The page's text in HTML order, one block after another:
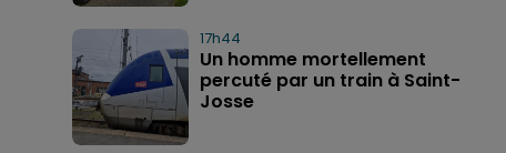
17h44
Un homme mortellement
percuté par un train à Saint-
Josse